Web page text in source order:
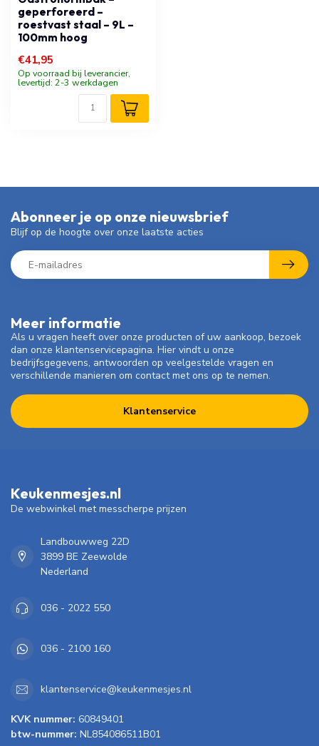
geperforeerd –
roestvast staal – 9L –
100mm hoog
€41,95
Op voorraad bij leverancier,
levertijd: 2-3 werkdagen
Meer informatie
Als u vragen heeft over onze producten of uw aankoop, bezoek
dan onze klantenservicepagina. Hier vindt u onze
bedrijfsgegevens, antwoorden op veelgestelde vragen en
verschillende manieren om contact met ons op te nemen.
Klantenservice
Abonneer je op onze nieuwsbrief
Blijf op de hoogte over onze laatste acties
Keukenmesjes.nl
De webwinkel met messcherpe prijzen
Landbouwweg 22D
3899 BE Zeewolde
Nederland
036 - 2022 550
036 - 2100 160
klantenservice@keukenmesjes.nl
KVK nummer: 60849401
btw-nummer: NL854086511B01